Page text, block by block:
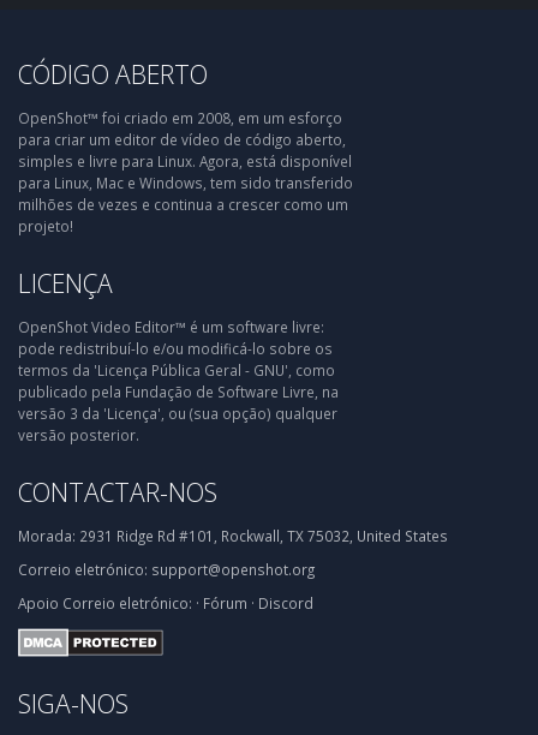
CÓDIGO ABERTO
OpenShot™ foi criado em 2008, em um esforço
para criar um editor de vídeo de código aberto,
simples e livre para Linux. Agora, está disponível
para Linux, Mac e Windows, tem sido transferido
milhões de vezes e continua a crescer como um
projeto!
LICENÇA
OpenShot Video Editor™ é um software livre:
pode redistribuí-lo e/ou modificá-lo sobre os
termos da 'Licença Pública Geral - GNU', como
publicado pela Fundação de Software Livre, na
versão 3 da 'Licença', ou (sua opção) qualquer
versão posterior.
CONTACTAR-NOS
Morada: 2931 Ridge Rd #101, Rockwall, TX 75032, United States
Correio eletrónico: support@openshot.org
Apoio Correio eletrónico: · Fórum · Discord
SIGA-NOS